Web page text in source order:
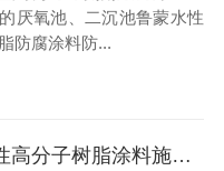
厌氧池、二沉池鲁蒙水性
防腐涂料防...
鲁蒙水性高分子树脂涂料施工后的涂层能减少混凝土微细裂纹造成的渗漏腐蚀